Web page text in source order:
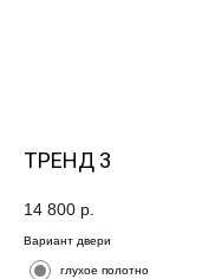
ТРЕНД 3
14 800 р.
Вариант двери
глухое полотно